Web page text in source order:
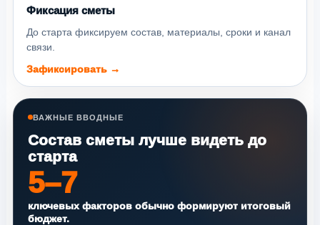
Фиксация сметы
До старта фиксируем состав, материалы, сроки и канал
связи.
Зафиксировать →
ВАЖНЫЕ ВВОДНЫЕ
Состав сметы лучше видеть до
старта
5–7
ключевых факторов обычно формируют итоговый
бюджет.